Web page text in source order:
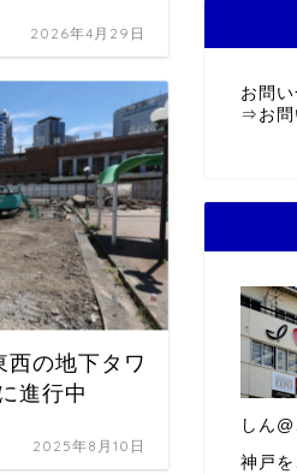
2026年4月29日
の地下タワ
進行中
2025年8月10日
お問
⇒ お
しん
神戸